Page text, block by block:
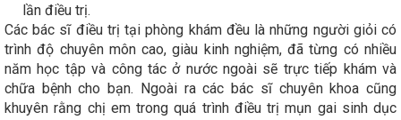
lần điều trị.
Các bác sĩ điều trị tại phòng khám đều là những người giỏi có
trình độ chuyên môn cao, giàu kinh nghiệm, đã từng có nhiều
năm học tập và công tác ở nước ngoài sẽ trực tiếp khám và
chữa bệnh cho bạn. Ngoài ra các bác sĩ chuyên khoa cũng
khuyên rằng chị em trong quá trình điều trị mụn gai sinh dục